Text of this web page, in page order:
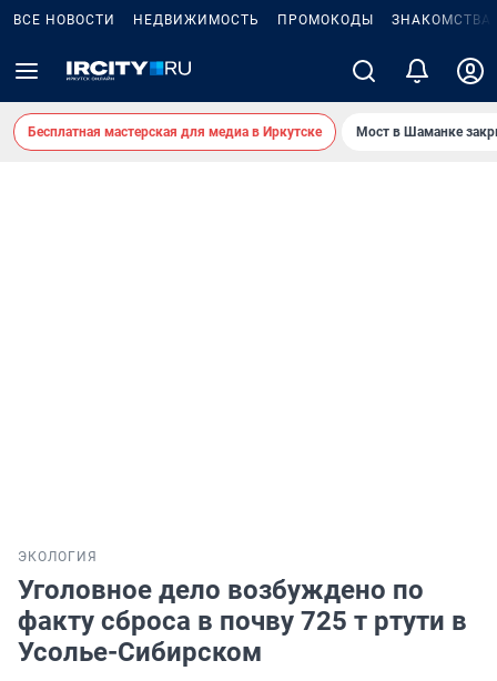
ВСЕ НОВОСТИ НЕДВИЖИМОСТЬ ПРОМОКОДЫ ЗНАКОМСТВА
Бесплатная мастерская для медиа в Иркутске Мост в Шаманке
ЭКОЛОГИЯ
Уголовное дело возбуждено по
факту сброса в почву 725 т ртути в
Усолье-Сибирском